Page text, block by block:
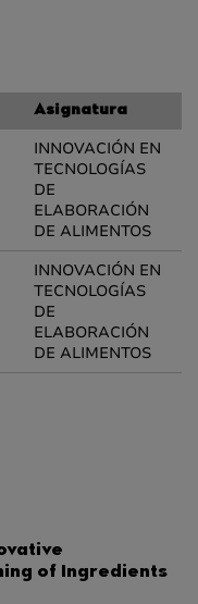
Asignatura
INNOVACIÓN EN
TECNOLOGÍAS
DE
ELABORACIÓN
DE ALIMENTOS
INNOVACIÓN EN
TECNOLOGÍAS
DE
ELABORACIÓN
DE ALIMENTOS
of Ingredients